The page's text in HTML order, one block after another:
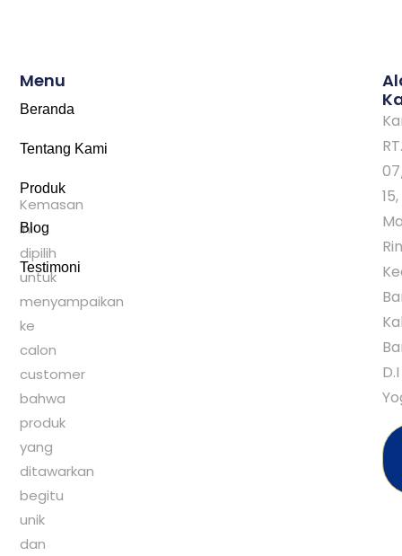
Kemasan
ini
dipilih
untuk
menyampaikan
ke
calon
customer
bahwa
produk
yang
ditawarkan
begitu
unik
dan
Menu
Beranda
Tentang Kami
Produk
Blog
Testimoni
RT.
15,
D.I